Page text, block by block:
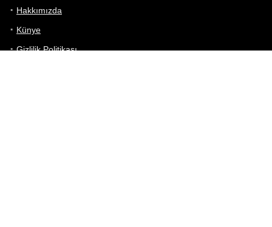
Hakkımızda
Künye
Gizlilik Politikası